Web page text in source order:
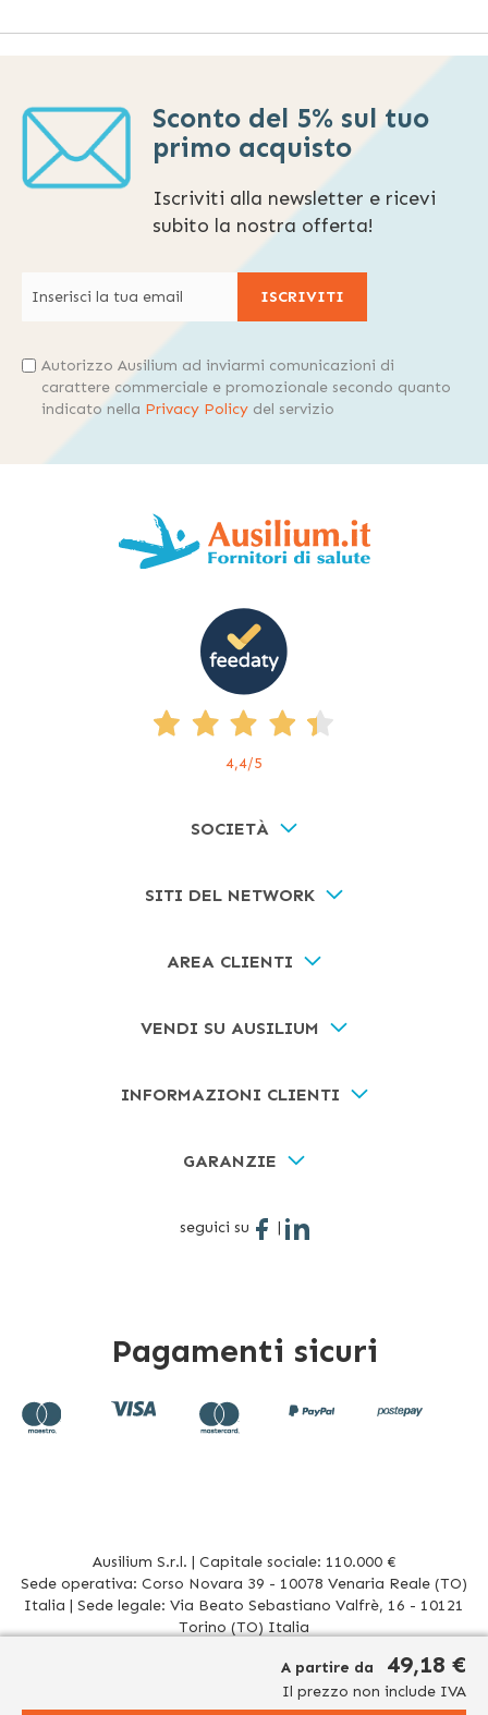
A partire da 49,18 €
Il prezzo non include IVA
Sconto del 5% sul tuo
primo acquisto
Iscriviti alla newsletter e ricevi
subito la nostra offerta!
ISCRIVITI
Autorizzo Ausilium ad inviarmi comunicazioni di
carattere commerciale e promozionale secondo quanto
indicato nella Privacy Policy del servizio
4,4/5
SOCIETÀ
SITI DEL NETWORK
AREA CLIENTI
VENDI SU AUSILIUM
INFORMAZIONI CLIENTI
GARANZIE
seguici su |
Pagamenti sicuri
Ausilium S.r.l. | Capitale sociale: 110.000 €
Sede operativa: Corso Novara 39 - 10078 Venaria Reale (TO)
Italia | Sede legale: Via Beato Sebastiano Valfrè, 16 - 10121
Torino (TO) Italia
info@ausilium.it
Relativamente ai prodotti venduti da Ausilium S.r.l. ed aventi la seguente natura: